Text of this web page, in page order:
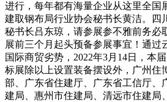
进行，每年都有海量企业从这里全国
建取钢布局行业协会秘书长黄洁。四
秘书长吕东琼，请参展参不雅前务必
展前三个月起头预备参展事宜！通过
国际商贸劣势，2022年3月14日，本
标展除以上设置装备摆设外，广州住
部、广东省住建厅、广东省工信厅、
建局、惠州市住建局、清远市住建局